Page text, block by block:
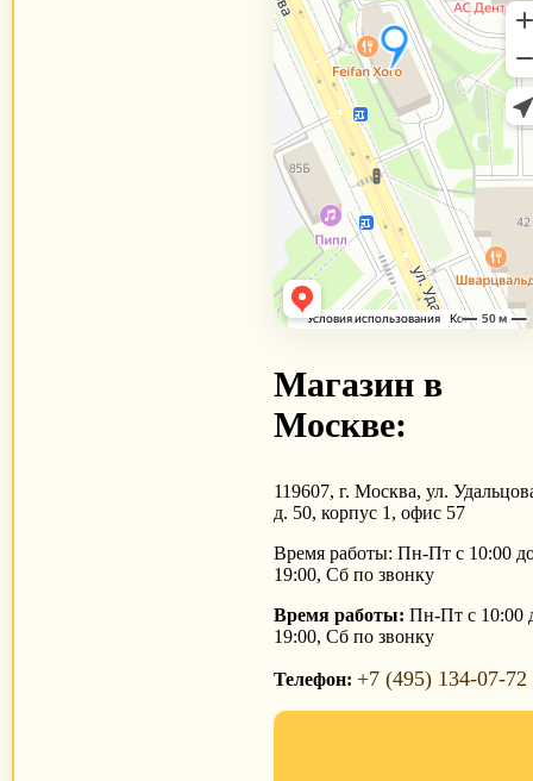
Магазин в
Москве:
119607, г. Москва, ул.
д. 50, корпус 1, офис 57
Время работы: Пн-Пт с 10:00
19:00, Сб по звонку
Время работы: Пн-Пт с 10:00
19:00, Сб по звонку
Телефон: +7 (495) 134-07-72